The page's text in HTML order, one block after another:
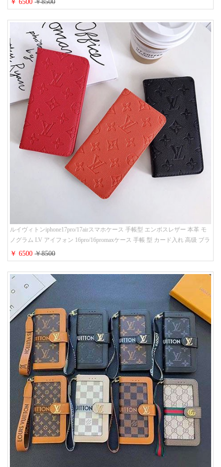
￥ 6500￥8500
ルイヴィトンiphone17pro/17airスマホケース 手帳型 エンボスレザー 本革 モ
ノグラム LV アイフォン 16pro/16promaxケース 手帳 型 カード入れ 高级 ブラ
ンド iPhone 15/14/13 proケース 手帳型 男女通用 大人かわいい
￥ 6500￥8500